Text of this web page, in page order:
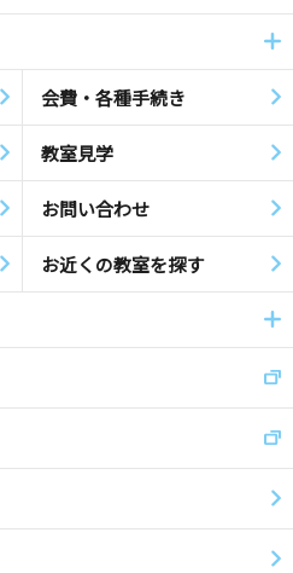
会費・各種手続き
教室見学
お問い合わせ
お近くの教室を探す